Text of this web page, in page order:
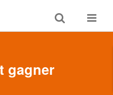
Toggle
search
Toggle
gagner